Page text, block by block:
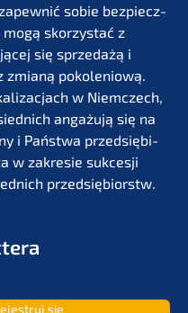
sobie bezpiecz­
skorzystać z
się sprze­dażą i
zmianą pokolenio­wą.
w Niemc­zech,
angażu­ją się na
i Państ­wa przedsię­bi­
w zakre­sie sukces­ji
przedsiębiorstw.
się